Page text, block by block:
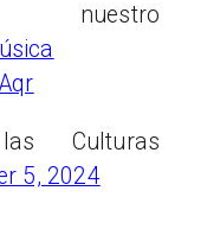
Culturas
5, 2024